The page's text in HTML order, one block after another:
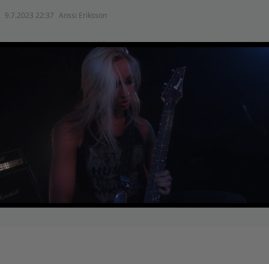
9.7.2023 22:37 Anssi Eriksson